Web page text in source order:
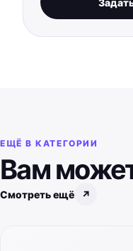
ЕЩЁ В КАТЕГОРИИ
Вам
Смотреть ещё ↗